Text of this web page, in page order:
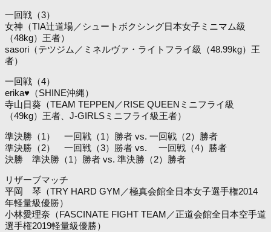
一回戦（3）
女神（TIA辻道場／シュートボクシング日本女子ミニマム級
（48kg）王者）
sasori（テツジム／ミネルヴァ・ライトフライ級（48.99kg）王
者）
一回戦（4）
erika♥（SHINE沖縄）
寺山日葵（TEAM TEPPEN／RISE QUEENミニフライ級
（49kg）王者、J-GIRLSミニフライ級王者）
準決勝（1） 一回戦（1）勝者 vs. 一回戦（2）勝者
準決勝（2） 一回戦（3）勝者 vs. 一回戦（4）勝者
決勝 準決勝（1）勝者 vs. 準決勝（2）勝者
リザーブマッチ
平岡 琴（TRY HARD GYM／極真会館全日本女子選手権2014
年軽量級優勝）
小林愛理奈（FASCINATE FIGHT TEAM／正道会館全日本空手道
選手権2019軽量級優勝）